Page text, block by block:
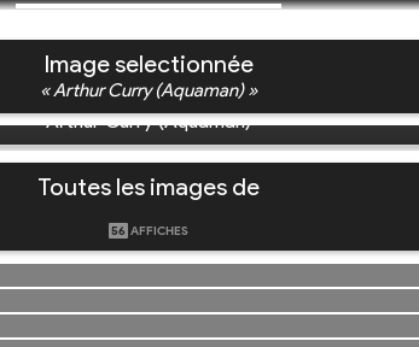
Image selectionnée
« Arthur Curry (Aquaman) »
Arthur Curry (Aquaman)
Toutes les images de
56 AFFICHES